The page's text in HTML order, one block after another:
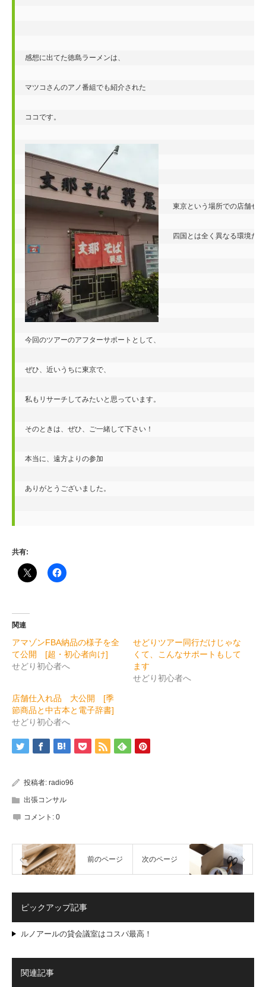
感想に出てた徳島ラーメンは、
マツコさんのアノ番組でも紹介された
ココです。
東京という場所での店舗せ
四国とは全く異なる環境だ
今回のツアーのアフターサポートとして、
ぜひ、近いうちに東京で、
私もリサーチしてみたいと思っています。
そのときは、ぜひ、ご一緒して下さい！
本当に、遠方よりの参加
ありがとうございました。
共有:
関連
アマゾンFBA納品の様子を全
て公開 [超・初心者向け]
せどり初心者へ
せどりツアー同行だけじゃな
くて、こんなサポートもして
ます
せどり初心者へ
店舗仕入れ品 大公開 [季
節商品と中古本と電子辞書]
せどり初心者へ
投稿者: radio96
出張コンサル
コメント: 0
前のページ 次のページ
ピックアップ記事
ルノアールの貸会議室はコスパ最高！
関連記事